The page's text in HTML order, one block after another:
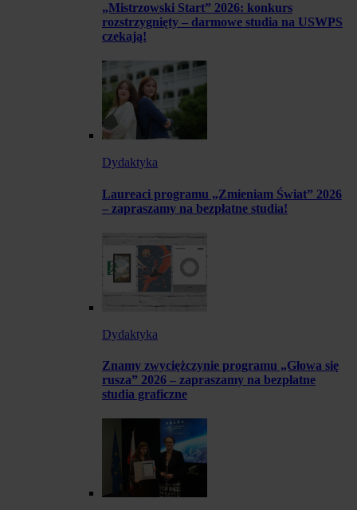
„Mistrzowski Start” 2026: konkurs
rozstrzygnięty – darmowe studia na USWPS
czekają!
Dydaktyka
Laureaci programu „Zmieniam Świat” 2026
– zapraszamy na bezpłatne studia!
Dydaktyka
Znamy zwyciężczynie programu „Głowa się
rusza” 2026 – zapraszamy na bezpłatne
studia graficzne